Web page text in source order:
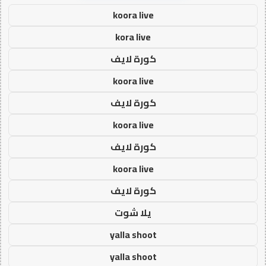
koora live
kora live
كورة لايف
koora live
كورة لايف
koora live
كورة لايف
koora live
كورة لايف
يلا شوت
yalla shoot
yalla shoot